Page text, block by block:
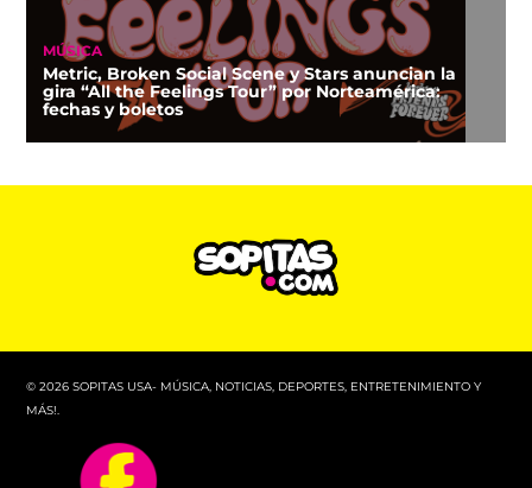
MÚSICA
Metric, Broken Social Scene y Stars anuncian la
gira “All the Feelings Tour” por Norteamérica:
fechas y boletos
© 2026 SOPITAS USA- MÚSICA, NOTICIAS, DEPORTES, ENTRETENIMIENTO Y
MÁS!.